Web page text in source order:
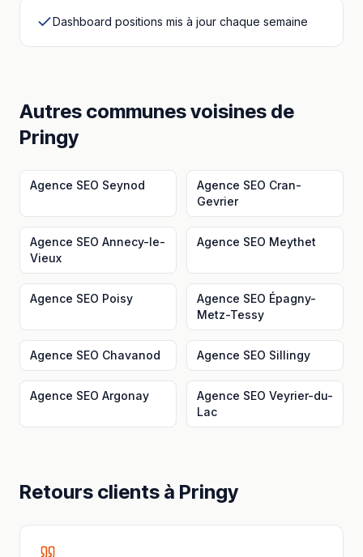
Dashboard positions mis à jour chaque semaine
Autres communes voisines de
Pringy
Agence SEO Seynod Agence SEO Cran-
Gevrier
Agence SEO Annecy-le-
Vieux
Agence SEO Meythet
Agence SEO Poisy Agence SEO Épagny-
Metz-Tessy
Agence SEO Chavanod Agence SEO Sillingy
Agence SEO Argonay Agence SEO Veyrier-du-
Lac
Retours clients à Pringy